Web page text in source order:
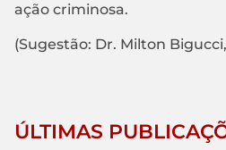
ação criminosa.
(Sugestão: Dr. Milton
ÚLTIMAS